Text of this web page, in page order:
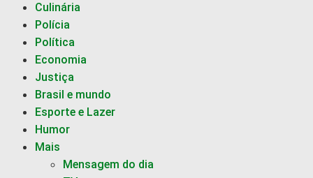
Culinária
Polícia
Política
Economia
Justiça
Brasil e mundo
Esporte e Lazer
Humor
Mais
Mensagem do dia